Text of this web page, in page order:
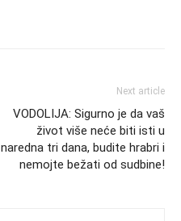
Next article
VODOLIJA: Sigurno je da vaš
život više neće biti isti u
naredna tri dana, budite hrabri i
nemojte bežati od sudbine!